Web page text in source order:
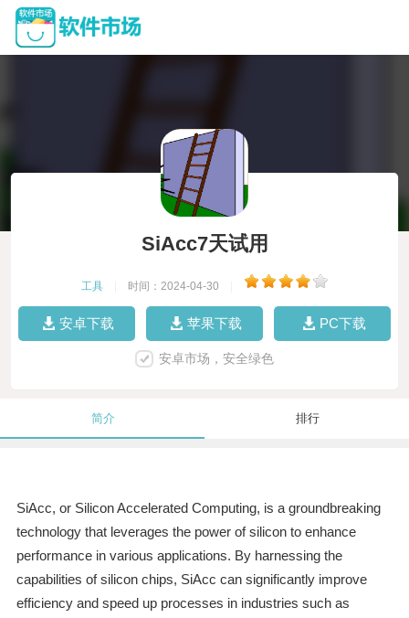
SiAcc7天试用
工具 时间：2024-04-30
安卓下载 苹果下载 PC下载
安卓市场，安全绿色
简介 排行
SiAcc, or Silicon Accelerated Computing, is a groundbreaking
technology that leverages the power of silicon to enhance
performance in various applications. By harnessing the
capabilities of silicon chips, SiAcc can significantly improve
efficiency and speed up processes in industries such as